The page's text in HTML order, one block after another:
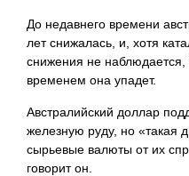
До недавнего времени
лет снижалась, и, хотя
снижения не наблюдается,
временем она упадет.
Австралийский доллар
железную руду, но «такая
сырьевые валюты от их
говоритон.